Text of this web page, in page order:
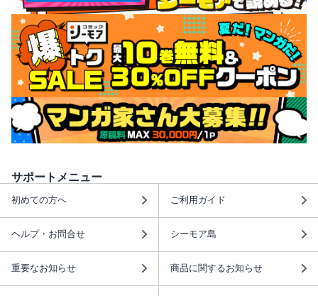
サポートメニュー
初めての方へ ご利用ガイド
ヘルプ・お問合せ シーモア島
重要なお知らせ 商品に関するお知らせ